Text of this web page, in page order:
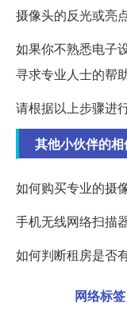
摄像头的反光或亮点
如果你不熟悉电子
寻求专业人士的帮助
请根据以上步骤进
其他小伙伴的相
如何购买专业的摄
手机无线网络扫描
如何判断租房是否
网络标签